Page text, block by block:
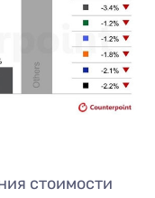
стоимости